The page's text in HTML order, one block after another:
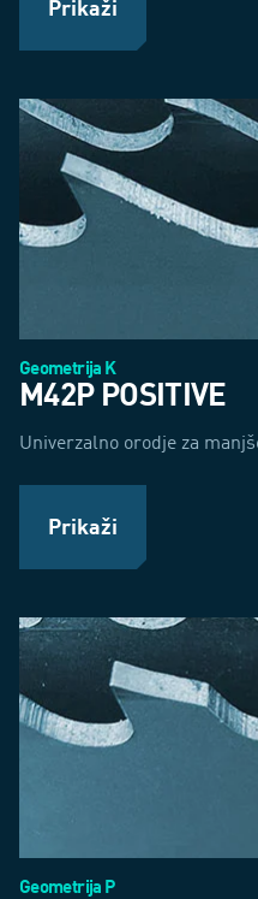
Prikaži
Geometrija K
M42P POSITIVE
Univerzalno orodje za
Prikaži
Geometrija P